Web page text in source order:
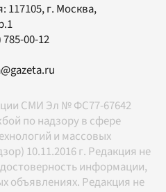
117105, г. Москва,
785-00-12
СМИ Эл № ФС77-67642
по надзору в сфере
и массовых
10.11.2016 г. Редакция не
информации,
объявлениях. Редакция не